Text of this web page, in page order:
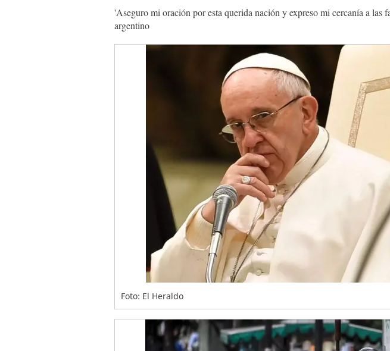
'Aseguro mi oración por esta querida nación y expreso mi cercanía a
argentino
Foto: El Heraldo